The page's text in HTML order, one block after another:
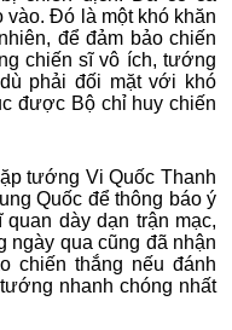
vào. Đó là một khó khăn
để đảm bảo chiến
chiến sĩ vô ích, tướng
phải đối mặt với khó
được Bộ chỉ huy chiến
tướng Vi Quốc Thanh
Quốc để thông báo ý
dày dạn trận mạc,
ngày qua cũng đã nhận
chiến thắng nếu đánh
nhanh chóng nhất